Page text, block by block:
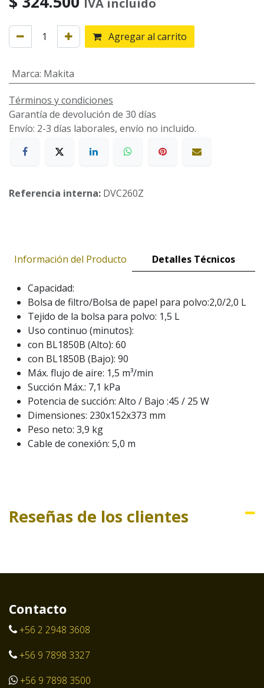
Agregar al carrito
Marca: Makita
Términos y condiciones
Garantía de devolución de 30 días
Envío: 2-3 días laborales, envío no incluido.
Referencia interna: DVC260Z
Información del Producto Detalles Técnicos
Capacidad:
Bolsa de filtro/Bolsa de papel para polvo:2,0/2,0 L
Tejido de la bolsa para polvo: 1,5 L
Uso continuo (minutos):
con BL1850B (Alto): 60
con BL1850B (Bajo): 90
Máx. flujo de aire: 1,5 m³/min
Succión Máx.: 7,1 kPa
Potencia de succión: Alto / Bajo :45 / 25 W
Dimensiones: 230x152x373 mm
Peso neto: 3,9 kg
Cable de conexión: 5,0 m
Reseñas de los clientes
Contacto
+56 2 2948 3608
+56 9 7898 3327
+56 9 7898 3500